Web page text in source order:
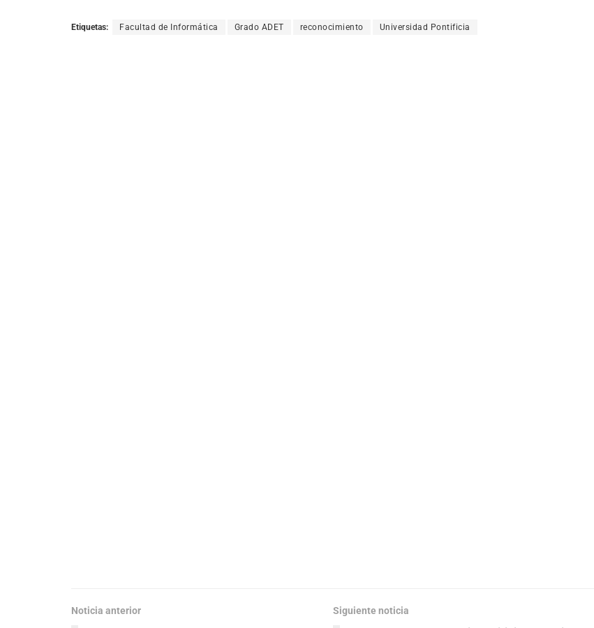
Etiquetas: Facultad de Informática Grado ADET reconocimiento Universidad Pontificia
Noticia anterior Siguiente noticia